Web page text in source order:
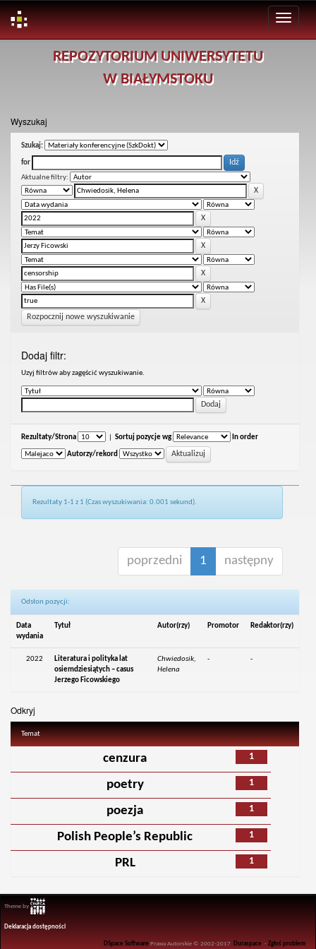
REPOZYTORIUM UNIWERSYTETU
W BIAŁYMSTOKU
Wyszukaj
Szukaj:
for
Aktualne filtry:
Rozpocznij nowe wyszukiwanie
Dodaj filtr:
Uzyj filtrów aby zagęścić wyszukiwanie.
Rezultaty/Strona Sortuj pozycje wg In order
Autorzy/rekord
Rezultaty 1-1 z 1 (Czas wyszukiwania: 0.001 sekund).
poprzedni 1 następny
Odsłon pozycji:
Data
wydania
Tytuł Autor(rzy) Promotor Redaktor(rzy)
2022
Literatura i polityka lat
osiemdziesiątych – casus
Jerzego Ficowskiego
Chwiedosik,
Helena
- -
Odkryj
Temat
1
cenzura
1
poetry
1
poezja
1
Polish People’s Republic
1
PRL
Theme by
Deklaracja dostępności
DSpace Software Prawa Autorskie © 2002-2017 Duraspace -Zgłoś problem